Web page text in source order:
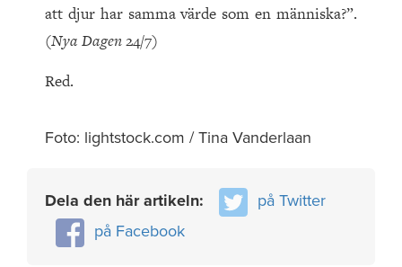
att djur har samma värde som en människa?”.
(Nya Dagen24/7)
Red.
Foto: lightstock.com / Tina Vanderlaan
Dela den här artikeln:
på Twitter
på Facebook